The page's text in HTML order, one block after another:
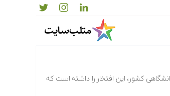
میان رشته ای و مشترک تا شهریور
کشور، این افتخار را داشته است که